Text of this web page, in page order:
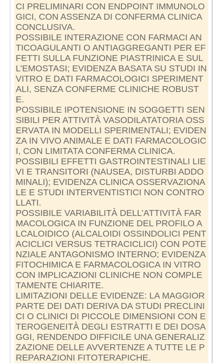
CI PRELIMINARI CON ENDPOINT IMMUNOLO
GICI, CON ASSENZA DI CONFERMA CLINICA
CONCLUSIVA.
POSSIBILE INTERAZIONE CON FARMACI AN
TICOAGULANTI O ANTIAGGREGANTI PER EF
FETTI SULLA FUNZIONE PIASTRINICA E SUL
L’EMOSTASI; EVIDENZA BASATA SU STUDI IN
VITRO E DATI FARMACOLOGICI SPERIMENT
ALI, SENZA CONFERME CLINICHE ROBUST
E.
POSSIBILE IPOTENSIONE IN SOGGETTI SEN
SIBILI PER ATTIVITÀ VASODILATATORIA OSS
ERVATA IN MODELLI SPERIMENTALI; EVIDEN
ZA IN VIVO ANIMALE E DATI FARMACOLOGIC
I, CON LIMITATA CONFERMA CLINICA.
POSSIBILI EFFETTI GASTROINTESTINALI LIE
VI E TRANSITORI (NAUSEA, DISTURBI ADDO
MINALI); EVIDENZA CLINICA OSSERVAZIONA
LE E STUDI INTERVENTISTICI NON CONTRO
LLATI.
POSSIBILE VARIABILITÀ DELL’ATTIVITÀ FAR
MACOLOGICA IN FUNZIONE DEL PROFILO A
LCALOIDICO (ALCALOIDI OSSINDOLICI PENT
ACICLICI VERSUS TETRACICLICI) CON POTE
NZIALE ANTAGONISMO INTERNO; EVIDENZA
FITOCHIMICA E FARMACOLOGICA IN VITRO
CON IMPLICAZIONI CLINICHE NON COMPLE
TAMENTE CHIARITE.
LIMITAZIONI DELLE EVIDENZE: LA MAGGIOR
PARTE DEI DATI DERIVA DA STUDI PRECLINI
CI O CLINICI DI PICCOLE DIMENSIONI CON E
TEROGENEITÀ DEGLI ESTRATTI E DEI DOSA
GGI, RENDENDO DIFFICILE UNA GENERALIZ
ZAZIONE DELLE AVVERTENZE A TUTTE LE P
REPARAZIONI FITOTERAPICHE.